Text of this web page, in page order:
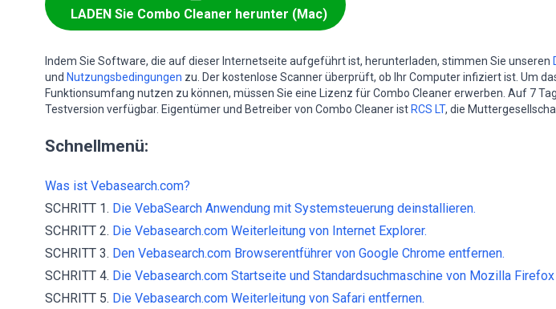
LADEN Sie Combo Cleaner herunter (Mac)
Indem Sie Software, die auf dieser Internetseite aufgeführt ist, herunterladen, stimmen Sie unseren
und Nutzungsbedingungen zu. Der kostenlose Scanner überprüft, ob Ihr Computer infiziert ist. Um
Funktionsumfang nutzen zu können, müssen Sie eine Lizenz für Combo Cleaner erwerben. Auf 7
Testversion verfügbar. Eigentümer und Betreiber von Combo Cleaner ist RCS LT, die
Schnellmenü:
Was ist Vebasearch.com?
SCHRITT 1. Die VebaSearch Anwendung mit Systemsteuerung deinstallieren.
SCHRITT 2. Die Vebasearch.com Weiterleitung von Internet Explorer.
SCHRITT 3. Den Vebasearch.com Browserentführer von Google Chrome entfernen.
SCHRITT 4. Die Vebasearch.com Startseite und Standardsuchmaschine von Mozilla
SCHRITT 5. Die Vebasearch.com Weiterleitung von Safari entfernen.